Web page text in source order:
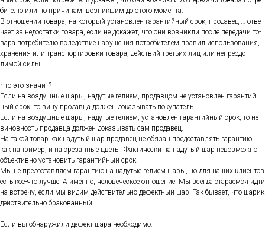
бите­лю или по при­чинам, воз­никшим до это­го мо­мен­та.
В от­но­шении то­вара, на ко­торый ус­та­нов­лен га­ран­тий­ный срок, про­давец … от­ве­
ча­ет за не­дос­татки то­вара, ес­ли не до­кажет, что они воз­никли пос­ле пе­реда­чи то­
вара пот­ре­бите­лю вследс­твие на­руше­ния пот­ре­бите­лем пра­вил ис­поль­зо­вания,
хра­нения или тран­спор­ти­ров­ки то­вара, дей­ствий треть­их лиц или неп­ре­одо­
лимой си­лы
Что это зна­чит?
Ес­ли на воз­душные ша­ры, на­дутые ге­ли­ем, про­дав­цом не ус­та­нов­лен га­ран­тий­
ный срок, то ви­ну про­дав­ца дол­жен до­казы­вать по­купа­тель.
Ес­ли на воз­душные ша­ры, на­дутые ге­ли­ем, ус­та­нов­лен га­ран­тий­ный срок, то не­
винов­ность про­дав­ца дол­жен до­казы­вать сам про­давец.
На та­кой то­вар как на­дутый шар про­давец не обя­зан пре­дос­тавлять га­ран­тию,
как нап­ри­мер, и на сре­зан­ные цве­ты. Фак­ти­чес­ки на на­дутый шар не­воз­можно
объ­ек­тивно ус­та­новить га­ран­тий­ный срок.
Мы не пре­дос­тавля­ем га­ран­тию на на­дутые ге­ли­ем ша­ры, но для на­ших кли­ен­тов
есть кое-что луч­ше. А имен­но, че­лове­чес­кое от­но­шение! Мы всег­да ста­ра­ем­ся ид­ти
на встре­чу, ес­ли мы ви­дим дей­стви­тель­но де­фек­тный шар. Так бы­ва­ет, что ша­рик
дей­стви­тель­но бра­кован­ный.
Ес­ли вы об­на­ружи­ли де­фект ша­ра не­об­хо­димо: